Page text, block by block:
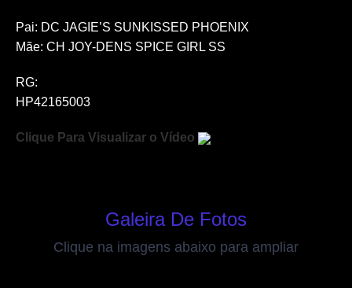
Pai: DC JAGIE’S SUNKISSED PHOENIX
Mãe: CH JOY-DENS SPICE GIRL SS
RG:
HP42165003
Clique Para Visualizar o Vídeo
Galeira De Fotos
Clique na imagens abaixo para ampliar